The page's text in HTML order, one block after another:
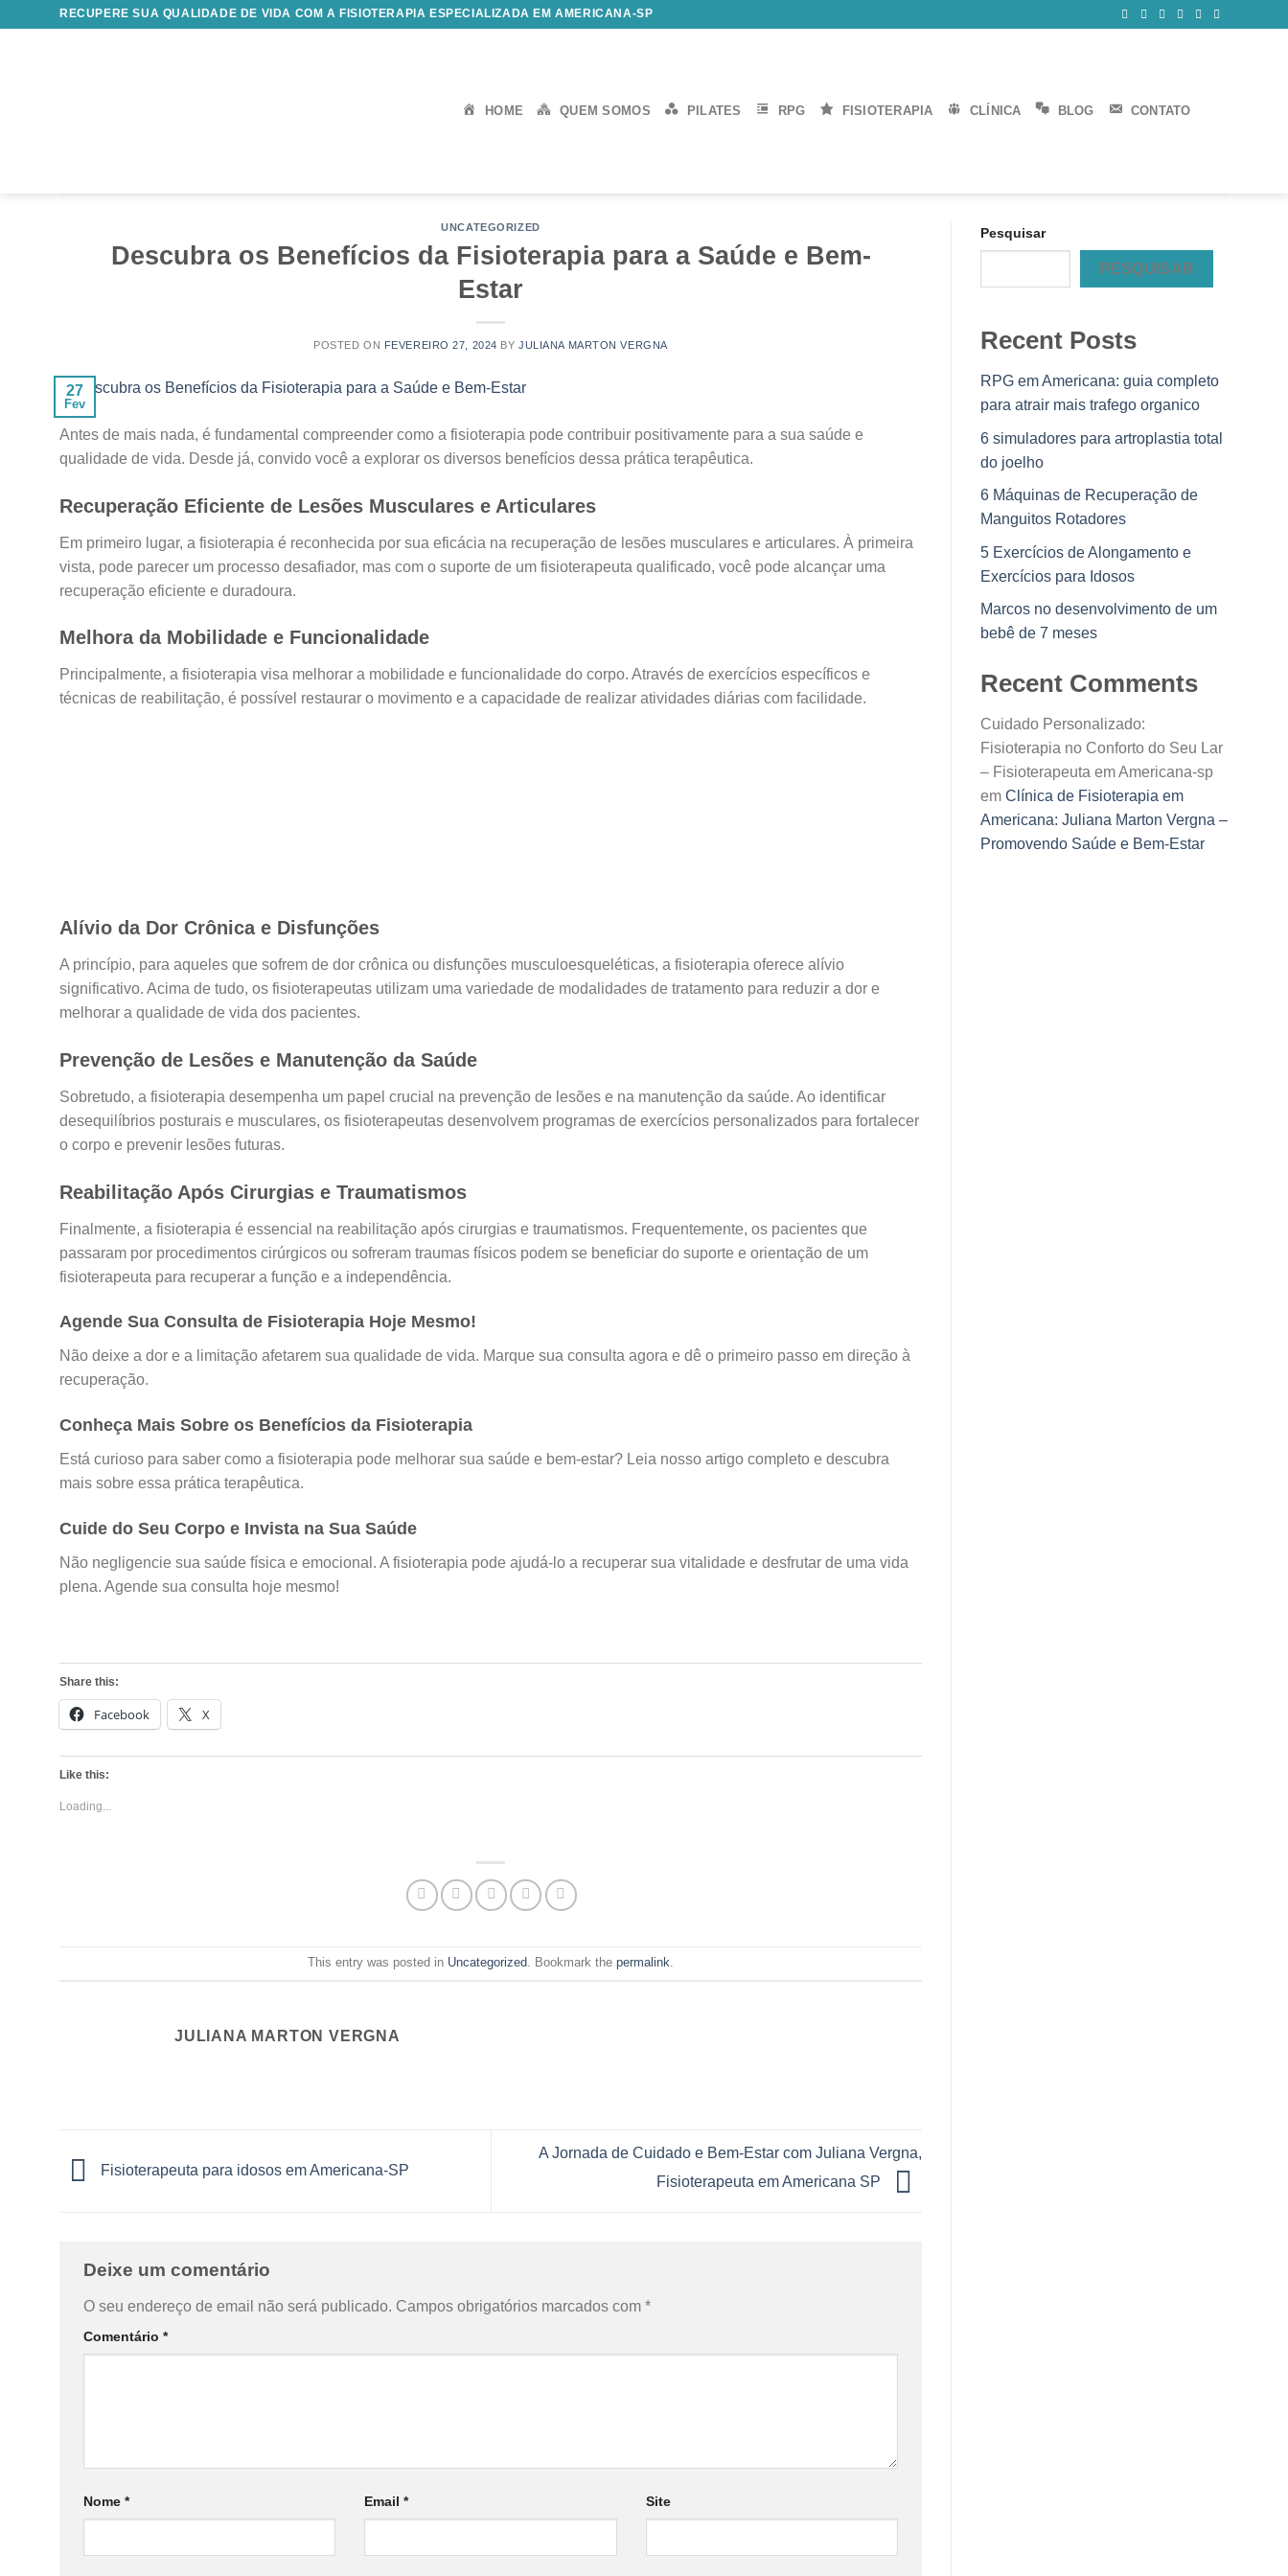
RECUPERE SUA QUALIDADE DE VIDA COM A FISIOTERAPIA ESPECIALIZADA EM AMERICANA-SP
HOME QUEM SOMOS PILATES RPG FISIOTERAPIA CLÍNICA BLOG CONTATO
UNCATEGORIZED
Descubra os Benefícios da Fisioterapia para a Saúde e Bem-
Estar
POSTED ON FEVEREIRO 27, 2024 BYJULIANA MARTON VERGNA
27
Fev
Antes de mais nada, é fundamental compreender como a fisioterapia pode contribuir positivamente para a sua saúde e
qualidade de vida. Desde já, convido você a explorar os diversos benefícios dessa prática terapêutica.
Recuperação Eficiente de Lesões Musculares e Articulares
Em primeiro lugar, a fisioterapia é reconhecida por sua eficácia na recuperação de lesões musculares e articulares. À primeira
vista, pode parecer um processo desafiador, mas com o suporte de um fisioterapeuta qualificado, você pode alcançar uma
recuperação eficiente e duradoura.
Melhora da Mobilidade e Funcionalidade
Principalmente, a fisioterapia visa melhorar a mobilidade e funcionalidade do corpo. Através de exercícios específicos e
técnicas de reabilitação, é possível restaurar o movimento e a capacidade de realizar atividades diárias com facilidade.
Alívio da Dor Crônica e Disfunções
A princípio, para aqueles que sofrem de dor crônica ou disfunções musculoesqueléticas, a fisioterapia oferece alívio
significativo. Acima de tudo, os fisioterapeutas utilizam uma variedade de modalidades de tratamento para reduzir a dor e
melhorar a qualidade de vida dos pacientes.
Prevenção de Lesões e Manutenção da Saúde
Sobretudo, a fisioterapia desempenha um papel crucial na prevenção de lesões e na manutenção da saúde. Ao identificar
desequilíbrios posturais e musculares, os fisioterapeutas desenvolvem programas de exercícios personalizados para fortalecer
o corpo e prevenir lesões futuras.
Reabilitação Após Cirurgias e Traumatismos
Finalmente, a fisioterapia é essencial na reabilitação após cirurgias e traumatismos. Frequentemente, os pacientes que
passaram por procedimentos cirúrgicos ou sofreram traumas físicos podem se beneficiar do suporte e orientação de um
fisioterapeuta para recuperar a função e a independência.
Agende Sua Consulta de Fisioterapia Hoje Mesmo!
Não deixe a dor e a limitação afetarem sua qualidade de vida. Marque sua consulta agora e dê o primeiro passo em direção à
recuperação.
Conheça Mais Sobre os Benefícios da Fisioterapia
Está curioso para saber como a fisioterapia pode melhorar sua saúde e bem-estar? Leia nosso artigo completo e descubra
mais sobre essa prática terapêutica.
Cuide do Seu Corpo e Invista na Sua Saúde
Não negligencie sua saúde física e emocional. A fisioterapia pode ajudá-lo a recuperar sua vitalidade e desfrutar de uma vida
plena. Agende sua consulta hoje mesmo!
Share this:
Facebook X
Like this:
Loading...
This entry was posted in Uncategorized. Bookmark the permalink.
JULIANA MARTON VERGNA
Fisioterapeuta para idosos em Americana-SP
A Jornada de Cuidado e Bem-Estar com Juliana Vergna,
Fisioterapeuta em Americana SP
Deixe um comentário
O seu endereço de email não será publicado. Campos obrigatórios marcados com *
Comentário *
Nome * Email* Site
Pesquisar
PESQUISAR
Recent Posts
RPG em Americana: guia completo
para atrair mais trafego organico
6 simuladores para artroplastia total
do joelho
6 Máquinas de Recuperação de
Manguitos Rotadores
5 Exercícios de Alongamento e
Exercícios para Idosos
Marcos no desenvolvimento de um
bebê de 7 meses
Recent Comments
Cuidado Personalizado:
Fisioterapia no Conforto do Seu Lar
– Fisioterapeuta em Americana-sp
em Clínica de Fisioterapia em
Americana: Juliana Marton Vergna –
Promovendo Saúde e Bem-Estar